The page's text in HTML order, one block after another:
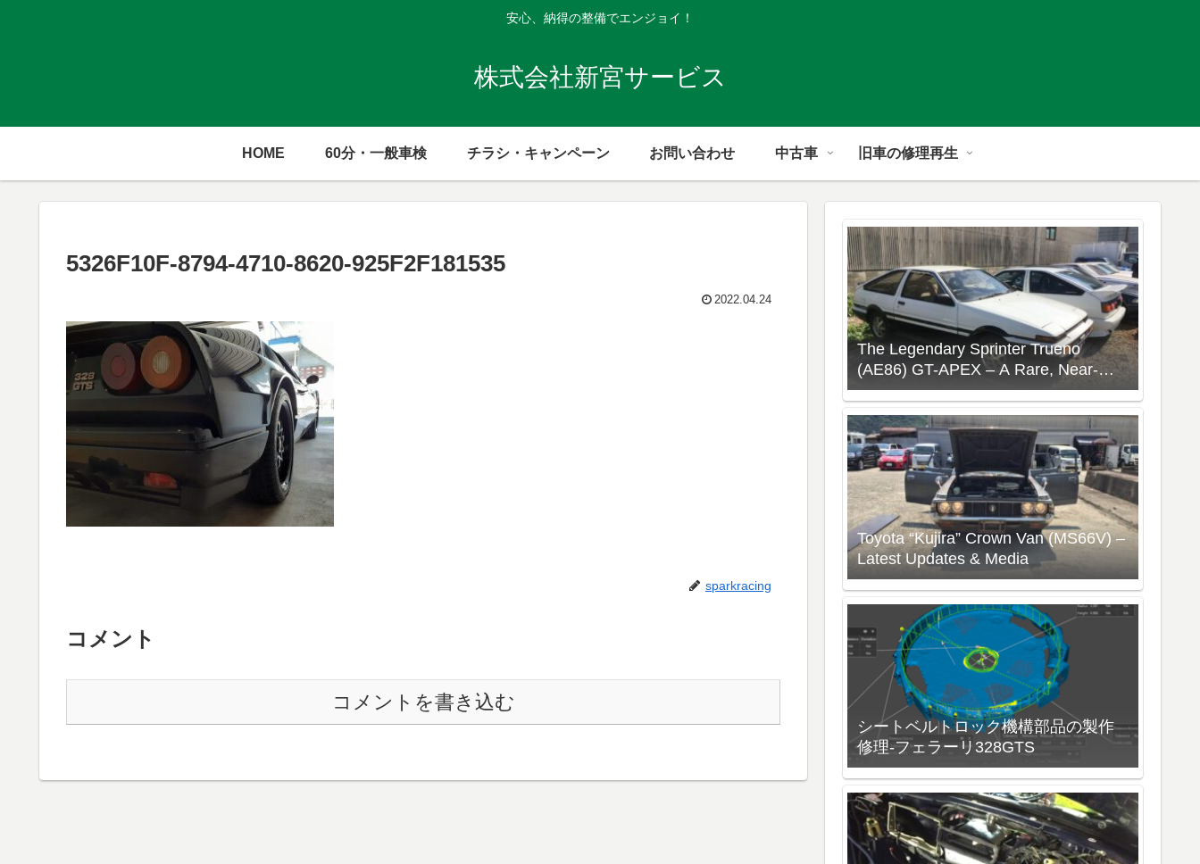
安心、納得の整備でエンジョイ！
株式会社新宮サービス
HOME 60分・一般車検 チラシ・キャンペーン お問い合わせ 中古車 旧車の修理再生
5326F10F-8794-4710-8620-925F2F181535
2022.04.24
sparkracing
コメント
コメントを書き込む
The Legendary Sprinter Trueno
(AE86) GT-APEX – A Rare, Near-
Stock Collector’s Gem
Toyota “Kujira” Crown Van (MS66V) –
Latest Updates & Media
シートベルトロック機構部品の製作
修理-フェラーリ328GTS